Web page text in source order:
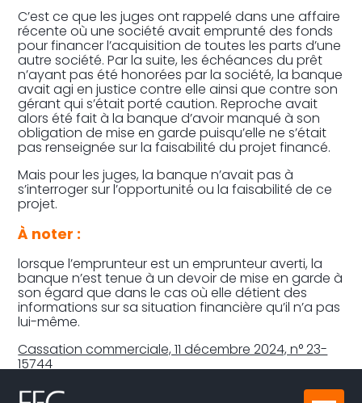
C’est ce que les juges ont rappelé dans une affaire
récente où une société avait emprunté des fonds
pour financer l’acquisition de toutes les parts d’une
autre société. Par la suite, les échéances du prêt
n’ayant pas été honorées par la société, la banque
avait agi en justice contre elle ainsi que contre son
gérant qui s’était porté caution. Reproche avait
alors été fait à la banque d’avoir manqué à son
obligation de mise en garde puisqu’elle ne s’était
pas renseignée sur la faisabilité du projet financé.
Mais pour les juges, la banque n’avait pas à
s’interroger sur l’opportunité ou la faisabilité de ce
projet.
À noter :
lorsque l’emprunteur est un emprunteur averti, la
banque n’est tenue à un devoir de mise en garde à
son égard que dans le cas où elle détient des
informations sur sa situation financière qu’il n’a pas
lui-même.
Cassation commerciale, 11 décembre 2024, n° 23-
15744